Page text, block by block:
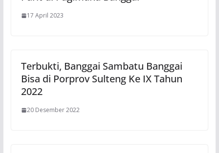
17 April 2023
Terbukti, Banggai Sambatu Banggai
Bisa di Porprov Sulteng Ke IX Tahun
2022
20 Desember 2022